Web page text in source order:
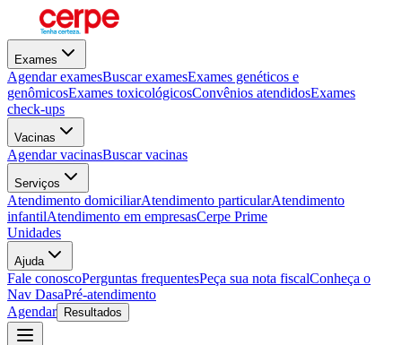
Exames
Agendar examesBuscar examesExames genéticos e
genômicosExames toxicológicosConvênios atendidosExames
check-ups
Vacinas
Agendar vacinasBuscar vacinas
Serviços
Atendimento domiciliarAtendimento particularAtendimento
infantilAtendimento em empresasCerpe Prime
Unidades
Ajuda
Fale conoscoPerguntas frequentesPeça sua nota fiscalConheça o
Nav DasaPré-atendimento
Agendar
Resultados